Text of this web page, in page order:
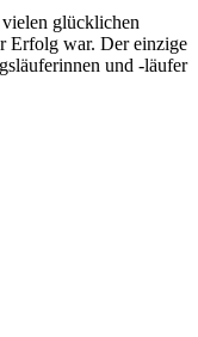
glücklichen
Erfolg war. Der einzige
und -läufer